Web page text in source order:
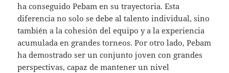
ha conseguido Pebam en su trayectoria. Esta
diferencia no solo se debe al talento individual, sino
también a la cohesión del equipo y a la experiencia
acumulada en grandes torneos. Por otro lado, Pebam
ha demostrado ser un conjunto joven con grandes
perspectivas, capaz de mantener un nivel